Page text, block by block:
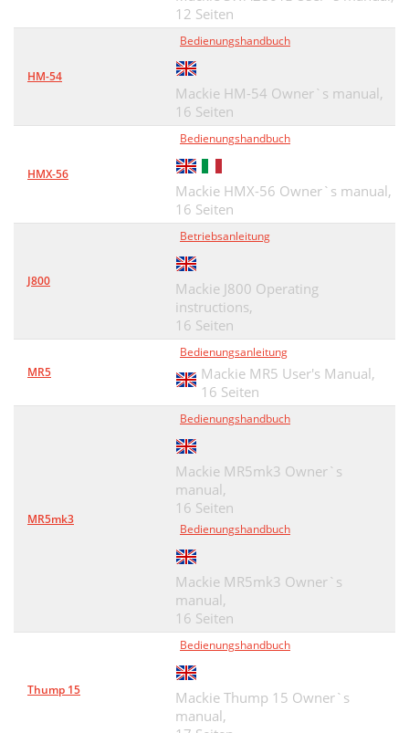
12 Seiten
HM-54
Bedienungshandbuch
Mackie HM-54 Owner`s manual,
16 Seiten
HMX-56
Bedienungshandbuch
Mackie HMX-56 Owner`s manual,
16 Seiten
J800
Betriebsanleitung
Mackie J800 Operating
instructions,
16 Seiten
MR5
Bedienungsanleitung
Mackie MR5 User's Manual,
16 Seiten
MR5mk3
Bedienungshandbuch
Mackie MR5mk3 Owner`s
manual,
16 Seiten
Bedienungshandbuch
Mackie MR5mk3 Owner`s
manual,
16 Seiten
Thump 15
Bedienungshandbuch
Mackie Thump 15 Owner`s
manual,